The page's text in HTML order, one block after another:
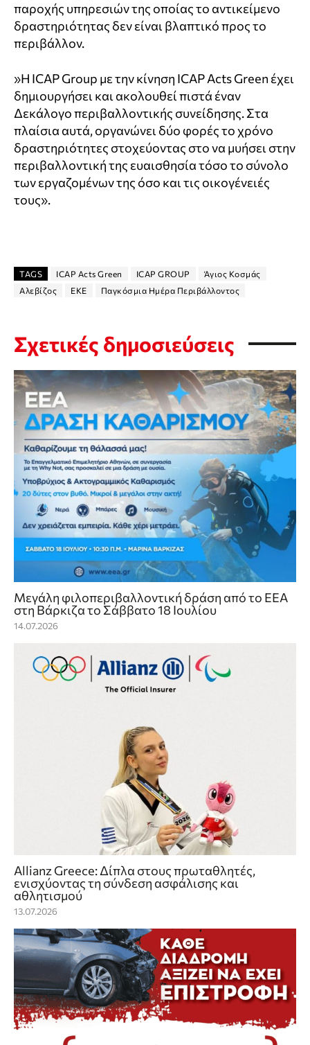
παροχής υπηρεσιών της οποίας το αντικείμενο
δραστηριότητας δεν είναι βλαπτικό προς το
περιβάλλον.
»Η ICAP Group με την κίνηση ICAP Acts Green έχει
δημιουργήσει και ακολουθεί πιστά έναν
Δεκάλογο περιβαλλοντικής συνείδησης. Στα
πλαίσια αυτά, οργανώνει δύο φορές το χρόνο
δραστηριότητες στοχεύοντας στο να μυήσει στην
περιβαλλοντική της ευαισθησία τόσο το σύνολο
των εργαζομένων της όσο και τις οικογένειές
τους».
TAGS ICAP Acts Green ICAP GROUP
Άγιος Κοσμάς
Αλεβίζος
ΕΚΕ Παγκόσμια Ημέρα Περιβάλλοντος
Σχετικές δημοσιεύσεις
Mεγάλη φιλοπεριβαλλοντική δράση από το ΕΕΑ
στη Βάρκιζα το Σάββατο 18 Ιουλίου
14.07.2026
Allianz Greece: Δίπλα στους πρωταθλητές,
ενισχύοντας τη σύνδεση ασφάλισης και
αθλητισμού
13.07.2026